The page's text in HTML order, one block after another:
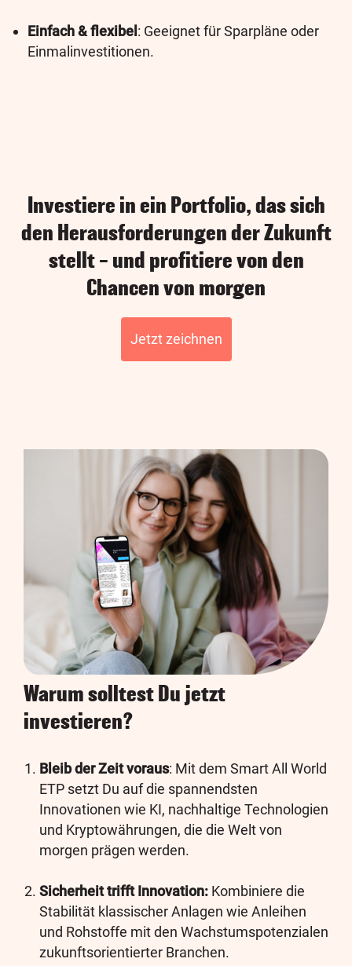
Einfach & flexibel : Geeignet für Sparpläne oder
Einmalinvestitionen.
Investiere in ein Portfolio, das sich
den Herausforderungen der Zukunft
stellt – und profitiere von den
Chancen von morgen
Jetzt zeichnen
Warum solltest Du jetzt
investieren?
Bleib der Zeit voraus: Mit dem Smart All World
ETP setzt Du auf die spannendsten
Innovationen wie KI, nachhaltige Technologien
und Kryptowährungen, die die Welt von
morgen prägen werden.
Sicherheit trifft Innovation: Kombiniere die
Stabilität klassischer Anlagen wie Anleihen
und Rohstoffe mit den Wachstumspotenzialen
zukunftsorientierter Branchen.